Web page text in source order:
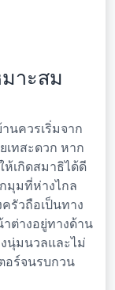
าะสม
นควรเริ่มจาก
เทสะดวก หาก
เกิดสมาธิได้ดี
มุมที่ห่างไกล
รัวถือเป็นทาง
ต่างอยู่ทางด้าน
นุ่มนวลและไม่
อร์จนรบกวน